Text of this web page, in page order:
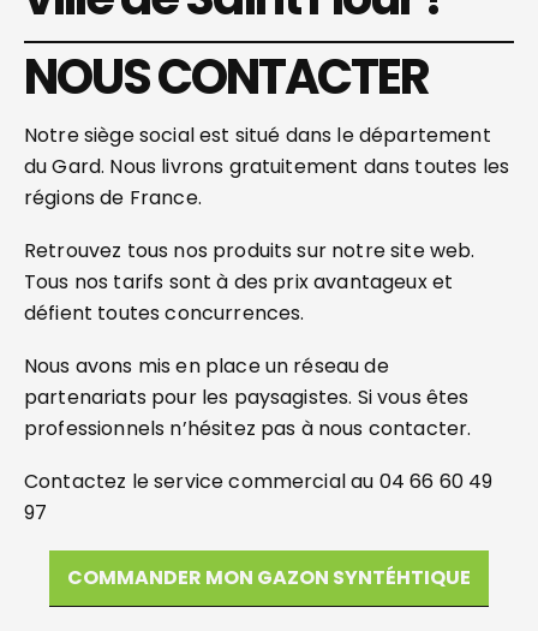
NOUS CONTACTER
Notre siège social est situé dans le département
du Gard. Nous livrons gratuitement dans toutes les
régions de France.
Retrouvez tous nos produits sur notre site web.
Tous nos tarifs sont à des prix avantageux et
défient toutes concurrences.
Nous avons mis en place un réseau de
partenariats pour les paysagistes. Si vous êtes
professionnels n’hésitez pas à nous contacter.
Contactez le service commercial au 04 66 60 49
97
COMMANDER MON GAZON SYNTÉHTIQUE